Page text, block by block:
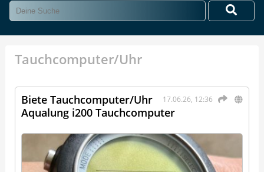
Tauchcomputer/Uhr
17.06.26, 12:36
Biete Tauchcomputer/Uhr
Aqualung i200 Tauchcomputer